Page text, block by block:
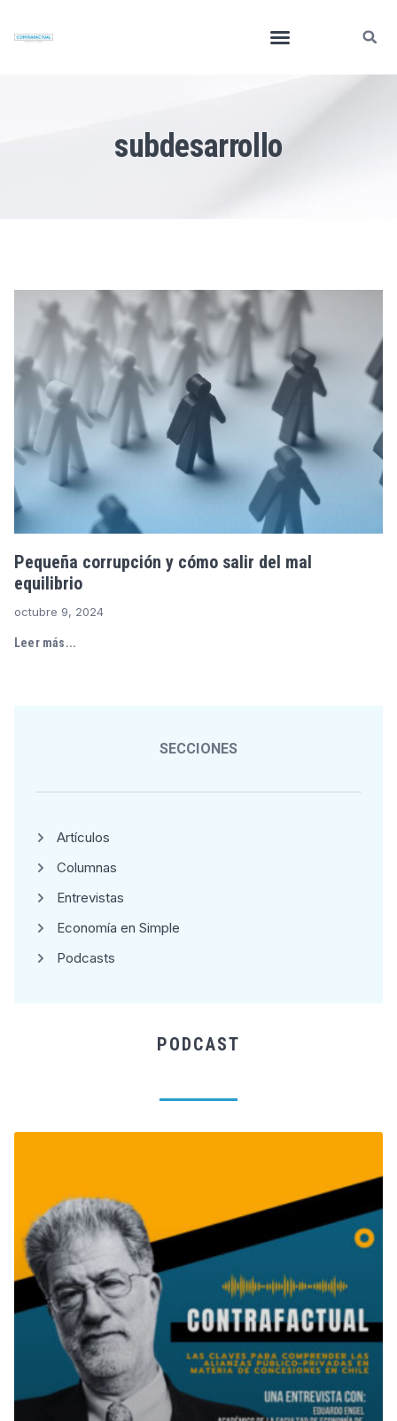
subdesarrollo
Pequeña corrupción y cómo salir del mal
equilibrio
octubre 9, 2024
Leer más...
SECCIONES
Artículos
Columnas
Entrevistas
Economía en Simple
Podcasts
PODCAST